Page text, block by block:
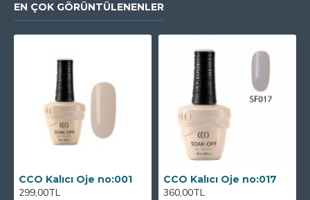
EN ÇOK GÖRÜNTÜLENENLER
CCO Kalıcı Oje no:001
299,00TL
CCO Kalıcı Oje no:017
360,00TL